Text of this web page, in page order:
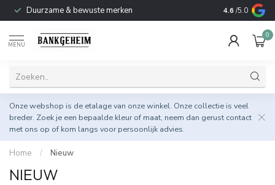
Duurzame & bewuste merken 4.6 /5.0
MENU
0
Onze webshop is de etalage van onze winkel. Onze collectie is veel
breder. Zoek je een bepaalde kleur of maat, neem dan gerust contact
met ons op of kom langs voor persoonlijk advies.
Home / Nieuw
NIEUW